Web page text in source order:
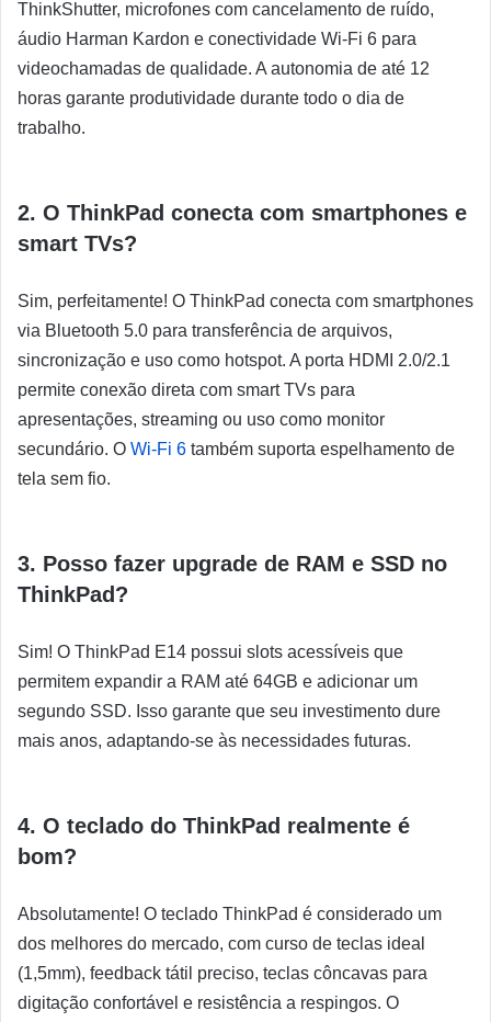
ThinkShutter, microfones com cancelamento de ruído,
áudio Harman Kardon e conectividade Wi-Fi 6 para
videochamadas de qualidade. A autonomia de até 12
horas garante produtividade durante todo o dia de
trabalho.
2. O ThinkPad conecta com smartphones e
smart TVs?
Sim, perfeitamente! O ThinkPad conecta com smartphones
via Bluetooth 5.0 para transferência de arquivos,
sincronização e uso como hotspot. A porta HDMI 2.0/2.1
permite conexão direta com smart TVs para
apresentações, streaming ou uso como monitor
secundário. O Wi-Fi 6 também suporta espelhamento de
tela sem fio.
3. Posso fazer upgrade de RAM e SSD no
ThinkPad?
Sim! O ThinkPad E14 possui slots acessíveis que
permitem expandir a RAM até 64GB e adicionar um
segundo SSD. Isso garante que seu investimento dure
mais anos, adaptando-se às necessidades futuras.
4. O teclado do ThinkPad realmente é
bom?
Absolutamente! O teclado ThinkPad é considerado um
dos melhores do mercado, com curso de teclas ideal
(1,5mm), feedback tátil preciso, teclas côncavas para
digitação confortável e resistência a respingos. O